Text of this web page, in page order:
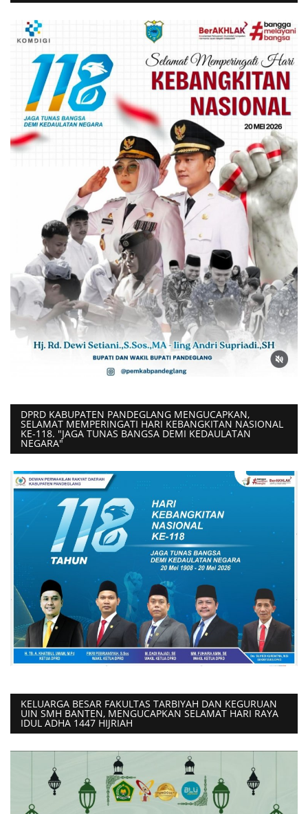
DPRD KABUPATEN PANDEGLANG MENGUCAPKAN,
SELAMAT MEMPERINGATI HARI KEBANGKITAN NASIONAL
KE-118. "JAGA TUNAS BANGSA DEMI KEDAULATAN
NEGARA"
KELUARGA BESAR FAKULTAS TARBIYAH DAN KEGURUAN
UIN SMH BANTEN, MENGUCAPKAN SELAMAT HARI RAYA
IDUL ADHA 1447 HIJRIAH